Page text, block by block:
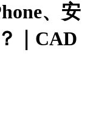
、安
｜CAD